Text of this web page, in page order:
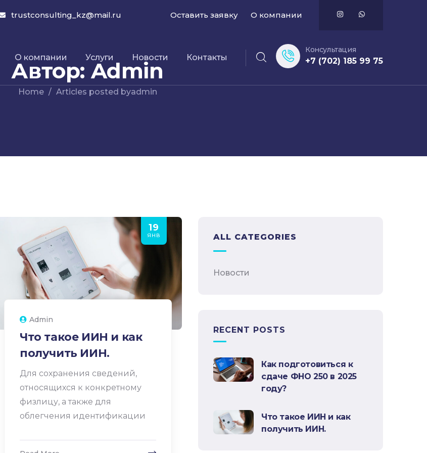
trustconsulting_kz@mail.ru Оставить заявку О компании
О компании Услуги Новости Контакты
Консультация
+7 (702) 185 99 75
Автор:Admin
Home Articles posted byadmin
19
ЯНВ
Admin
Что такое ИИН и как
получить ИИН.
Для сохранения сведений,
относящихся к конкретному
физлицу, а также для
облегчения идентификации
ALL CATEGORIES
Новости
RECENT POSTS
Как подготовиться к
сдаче ФНО 250 в 2025
году?
Что такое ИИН и как
получить ИИН.